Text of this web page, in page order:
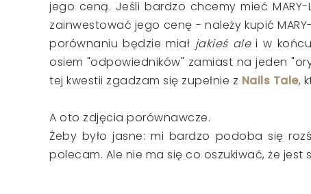
jego ceną. Jeśli bardzo chcemy mieć MARY-
zainwestować jego cenę - należy kupić
porównaniu będzie miał jakieś alei w końcu
osiem "odpowiedników" zamiast na jeden
tej kwestii zgadzam się zupełnie z Nails Tale,
A oto zdjęcia porównawcze.
Żeby było jasne: mi bardzo podoba się
polecam. Ale nie ma się co oszukiwać, że jest